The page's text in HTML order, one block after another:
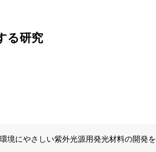
る研究
境にやさしい紫外光源用発光材料の開発を